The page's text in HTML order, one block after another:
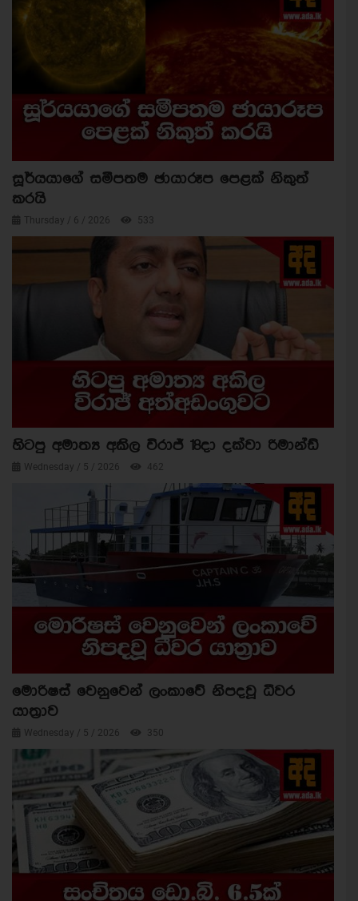
සූර්යයාගේ සමීපතම ඡායාරූප පෙළක් නිකුත්
කරයි
Thursday / 6 / 2026 533
හිටපු අමාත්‍ය අකිල විරාජ් 18දා දක්වා රිමාන්ඩ්
Wednesday / 5 / 2026 462
මොරිෂස් වෙනුවෙන් ලංකාවේ නිපදවූ ධීවර
යාත්‍රාව
Wednesday / 5 / 2026 350